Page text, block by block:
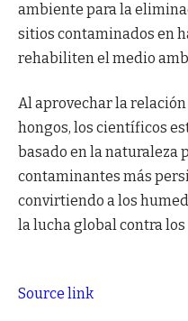
ambiente para la
sitios contaminados en
rehabiliten el medio
Al aprovechar la
hongos, los científicos
basado en la naturaleza
contaminantes más
convirtiendo a los
la lucha global contra
Source link